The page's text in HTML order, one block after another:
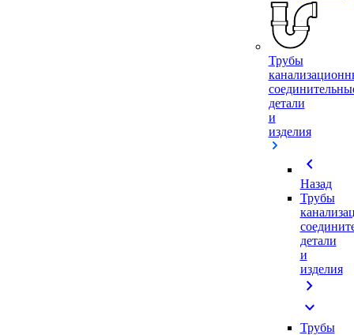
Трубы
детали
и
изделия
chevron_left
Назад
Трубы
детали
и
изделия
chevron_right
expand_more
Трубы